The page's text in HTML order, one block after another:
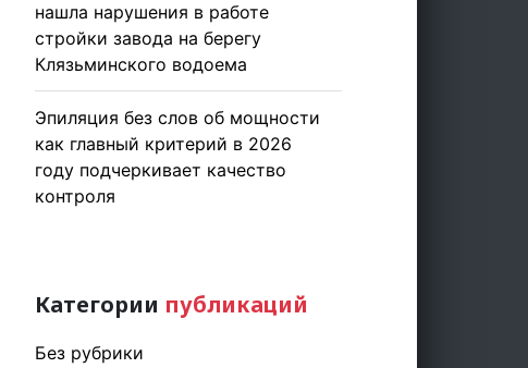
нашла нарушения в работе
стройки завода на берегу
Клязьминского водоема
Эпиляция без слов об мощности
как главный критерий в 2026
году подчеркивает качество
контроля
Категории публикаций
Без рубрики